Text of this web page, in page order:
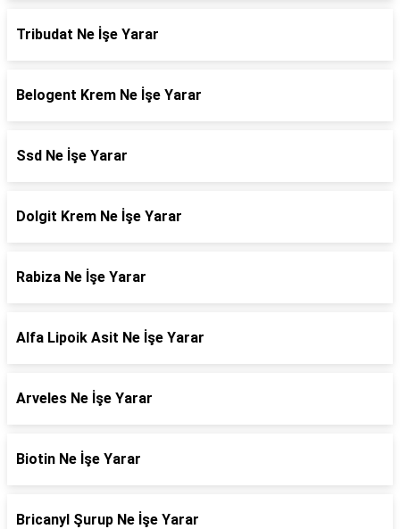
Tribudat Ne İşe Yarar
Belogent Krem Ne İşe Yarar
Ssd Ne İşe Yarar
Dolgit Krem Ne İşe Yarar
Rabiza Ne İşe Yarar
Alfa Lipoik Asit Ne İşe Yarar
Arveles Ne İşe Yarar
Biotin Ne İşe Yarar
Bricanyl Şurup Ne İşe Yarar